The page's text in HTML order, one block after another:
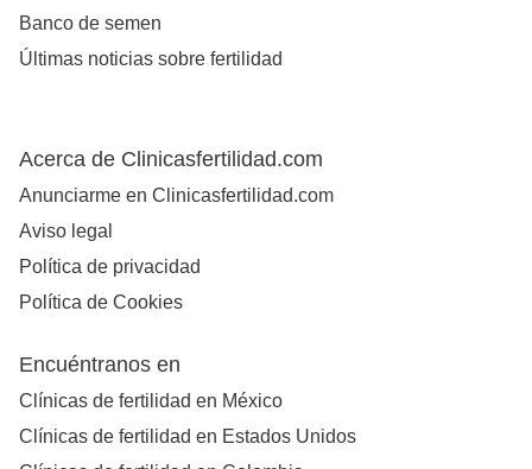
Banco de semen
Últimas noticias sobre fertilidad
Acerca de Clinicasfertilidad.com
Anunciarme en Clinicasfertilidad.com
Aviso legal
Política de privacidad
Política de Cookies
Encuéntranos en
Clínicas de fertilidad en México
Clínicas de fertilidad en Estados Unidos